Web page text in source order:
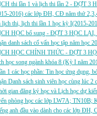
thi lần 1 và lịch thi lần 2 - ĐỢT
2016) các lớp ĐH, CĐ năm thứ
lịch thi, lịch thi lần 1 học kỳ I(2015-
HỌC bổ sung - ĐỢT 3 HỌC
danh sách cố vấn học tập năm học
HỌC CHÍNH THỨC - ĐỢT 3
học song ngành khóa 8 (Kỳ I năm
1 các học phần: Tin học ứng dụng,
Danh sách sinh viên học cùng lúc 2
gian đăng ký học và Lịch học dự
phòng học các lớp LW7A; TN10B;
anh đầu vào dành cho các lớp ĐH,